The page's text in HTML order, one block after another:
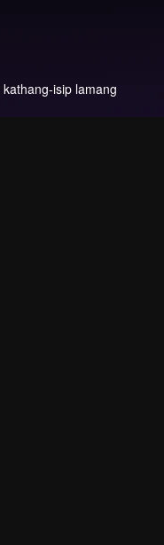
isip lamang